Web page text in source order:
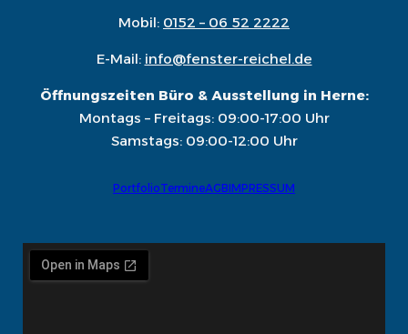
Mobil: 0152 – 06 52 2222
E-Mail: info@fenster-reichel.de
Öffnungszeiten Büro & Ausstellung in Herne:
Montags – Freitags: 09:00-17:00 Uhr
Samstags: 09:00-12:00 Uhr
PortfolioTermineAGBIMPRESSUM